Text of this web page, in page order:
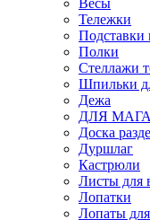
Весы
Тележки
Подставки
Полки
Стеллажи
Шпильки
Дежа
ДЛЯ
Доска
Дуршлаг
Кастрюли
Листы для
Лопатки
Лопаты